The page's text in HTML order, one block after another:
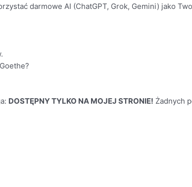
darmowe AI (ChatGPT, Grok, Gemini) jako
DOSTĘPNY TYLKO NA MOJEJ STRONIE! Żadnych